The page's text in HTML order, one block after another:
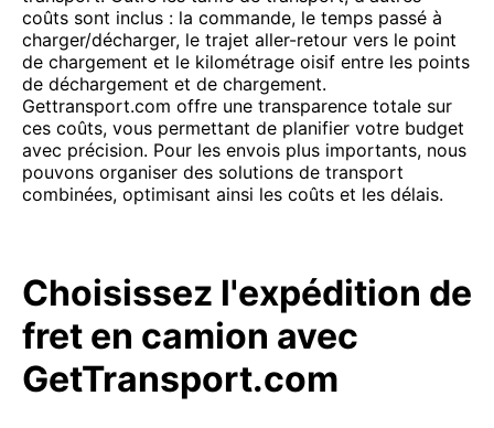
coûts sont inclus : la commande, le temps passé à
charger/décharger, le trajet aller-retour vers le point
de chargement et le kilométrage oisif entre les points
de déchargement et de chargement.
Gettransport.com offre une transparence totale sur
ces coûts, vous permettant de planifier votre budget
avec précision. Pour les envois plus importants, nous
pouvons organiser des solutions de transport
combinées, optimisant ainsi les coûts et les délais.
Choisissez l'expédition de
fret en camion avec
GetTransport.com